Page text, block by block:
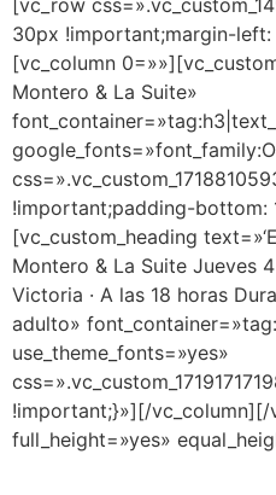
30px !important;margin-
[vc_column
Montero & La Suite»
!important;padding-bottom:
[vc_custom_heading
Montero & La Suite Jueves
Victoria · A las 18 horas
adulto»
use_theme_fonts=»yes»
!important;}»][/
full_height=»yes»